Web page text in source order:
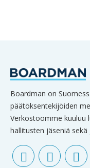
Boardman on
päätöksentekijöiden
Verkostoomme kuuluu
hallitusten jäseniä